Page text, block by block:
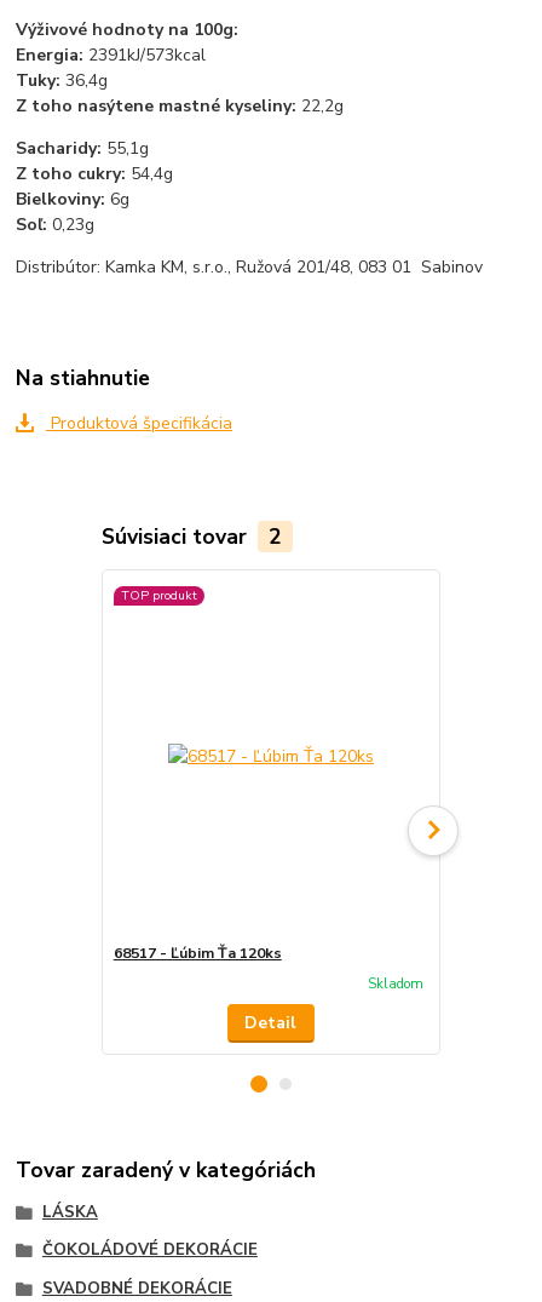
Výživové hodnoty na 100g:
Energia: 2391kJ/573kcal
Tuky: 36,4g
Z toho nasýtene mastné kyseliny: 22,2g
Sacharidy: 55,1g
Z toho cukry: 54,4g
Bielkoviny: 6g
Soľ: 0,23g
Distribútor: Kamka KM, s.r.o., Ružová 201/48, 083 01 Sabinov
Na stiahnutie
Produktová špecifikácia
Súvisiaci tovar 2
TOP produkt
68517 - Ľúbim Ťa 120ks
Skladom
Detail
Tovar zaradený v kategóriách
LÁSKA
ČOKOLÁDOVÉ DEKORÁCIE
SVADOBNÉ DEKORÁCIE